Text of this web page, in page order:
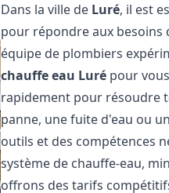
Dans la ville de Luré, il est
pour répondre aux besoins
équipe de plombiers
chauffe eau Luré pour
rapidement pour résoudre
panne, une fuite d'eau ou
outils et des compétences
système de chauffe-eau,
offrons des tarifs